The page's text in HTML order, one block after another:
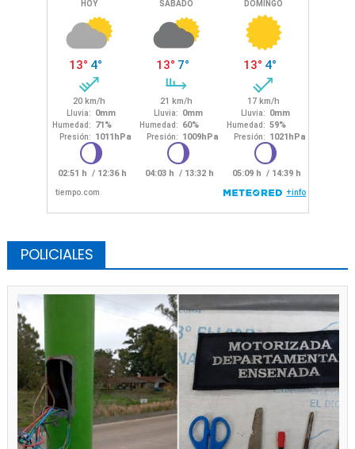
POLICIALES